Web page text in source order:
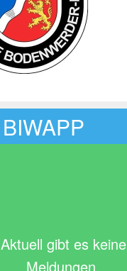
BIWAPP
Aktuell gibt es keine
Meldungen.